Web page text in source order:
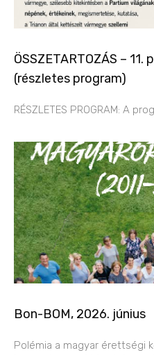
ÖSSZETARTOZÁS –
(részletes program)
RÉSZLETES PROGRAM: A
Bon-BOM, 2026. június
Polémia a magyar érettségi